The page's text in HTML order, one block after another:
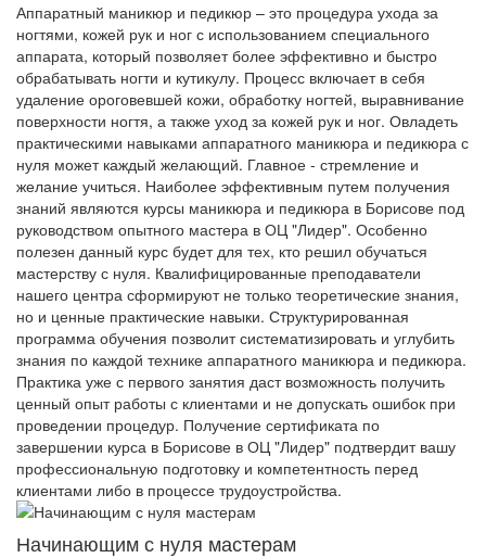
Аппаратный маникюр и педикюр – это процедура ухода за
ногтями, кожей рук и ног с использованием специального
аппарата, который позволяет более эффективно и быстро
обрабатывать ногти и кутикулу. Процесс включает в себя
удаление ороговевшей кожи, обработку ногтей, выравнивание
поверхности ногтя, а также уход за кожей рук и ног. Овладеть
практическими навыками аппаратного маникюра и педикюра с
нуля может каждый желающий. Главное - стремление и
желание учиться. Наиболее эффективным путем получения
знаний являются курсы маникюра и педикюра в Борисове под
руководством опытного мастера в ОЦ "Лидер". Особенно
полезен данный курс будет для тех, кто решил обучаться
мастерству с нуля. Квалифицированные преподаватели
нашего центра сформируют не только теоретические знания,
но и ценные практические навыки. Структурированная
программа обучения позволит систематизировать и углубить
знания по каждой технике аппаратного маникюра и педикюра.
Практика уже с первого занятия даст возможность получить
ценный опыт работы с клиентами и не допускать ошибок при
проведении процедур. Получение сертификата по
завершении курса в Борисове в ОЦ "Лидер" подтвердит вашу
профессиональную подготовку и компетентность перед
клиентами либо в процессе трудоустройства.
Начинающим с нуля мастерам